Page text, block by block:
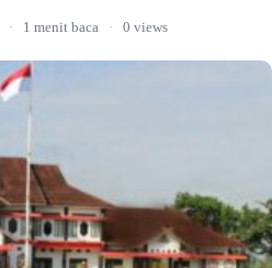
· 1 menit baca · 0 views